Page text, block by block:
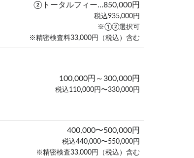
②トータルフィー…850,000円
税込935,000円
※①②選択可
※精密検査料33,000円（税込）含む
100,000円～300,000円
税込110,000円〜330,000円
400,000〜500,000円
税込440,000〜550,000円
※精密検査33,000円（税込）含む